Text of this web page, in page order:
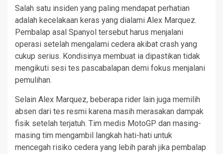
Salah satu insiden yang paling mendapat perhatian
adalah kecelakaan keras yang dialami Alex Marquez.
Pembalap asal Spanyol tersebut harus menjalani
operasi setelah mengalami cedera akibat crash yang
cukup serius. Kondisinya membuat ia dipastikan tidak
mengikuti sesi tes pascabalapan demi fokus menjalani
pemulihan.
Selain Alex Marquez, beberapa rider lain juga memilih
absen dari tes resmi karena masih merasakan dampak
fisik setelah terjatuh. Tim medis MotoGP dan masing-
masing tim mengambil langkah hati-hati untuk
mencegah risiko cedera yang lebih parah jika pembalap